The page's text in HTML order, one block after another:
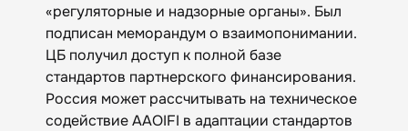
«регуляторные и надзорные органы». Был
подписан меморандум о взаимопонимании.
ЦБ получил доступ к полной базе
стандартов партнерского финансирования.
Россия может рассчитывать на техническое
содействие AAOIFI в адаптации стандартов